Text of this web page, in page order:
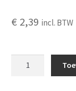
€ 2,39 incl. BTW